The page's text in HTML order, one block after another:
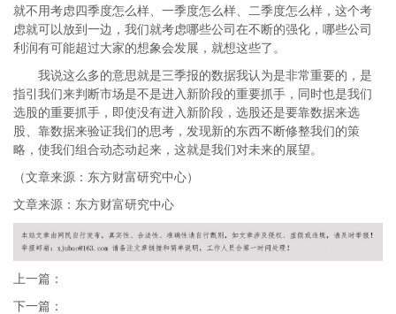
就不用考虑四季度怎么样、一季度怎么样、二季度怎么样，这个考
虑就可以放到一边，我们就考虑哪些公司在不断的强化，哪些公司
利润有可能超过大家的想象会发展，就想这些了。
我说这么多的意思就是三季报的数据我认为是非常重要的，是
指引我们来判断市场是不是进入新阶段的重要抓手，同时也是我们
选股的重要抓手，即使没有进入新阶段，选股还是要靠数据来选
股、靠数据来验证我们的思考，发现新的东西不断修整我们的策
略，使我们组合动态动起来，这就是我们对未来的展望。
（文章来源：东方财富研究中心）
文章来源：东方财富研究中心
上一篇：
下一篇：